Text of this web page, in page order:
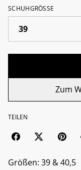
SCHUHGRÖSSE
Zum
TEILEN
Größen: 39 & 40,5